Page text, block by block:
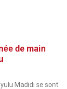
de main
Madidi se sont